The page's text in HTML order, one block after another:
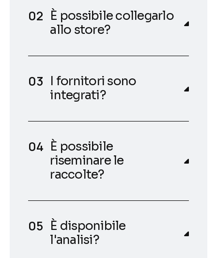
È possibile collegarlo
allo store?
I fornitori sono
integrati?
È possibile
riseminare le
raccolte?
È disponibile
l'analisi?